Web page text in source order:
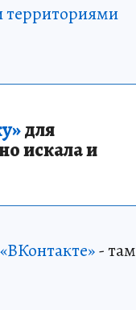
территориями
для
искала и
«ВКонтакте»- там